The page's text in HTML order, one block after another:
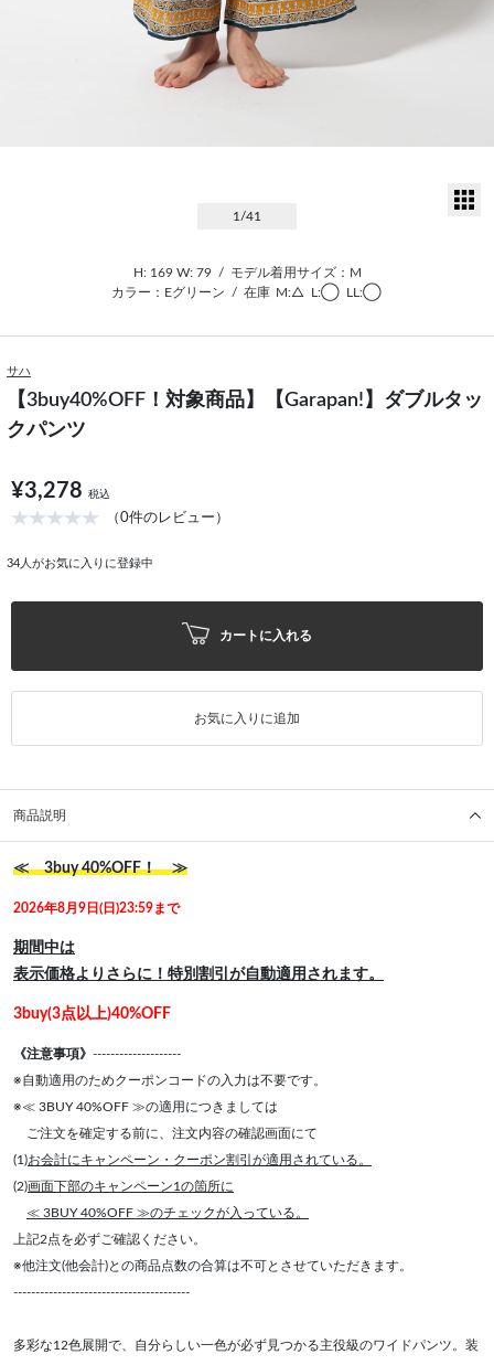
1 /41
H: 169 W: 79 /
モデル着用サイズ：M
カラー：Eグリーン
/ 在庫 M:△ L:◯ LL:◯
サハ
【3buy40%OFF！対象商品】【Garapan!】ダブルタッ
クパンツ
¥3,278 税込
（0件のレビュー）
34 人がお気に入りに登録中
カートに入れる
お気に入りに追加
商品説明
≪ 3buy 40%OFF！ ≫
2026年8月9日(日)23:59まで
期間中は
表示価格よりさらに！特別割引が自動適用されます。
3buy(3点以上)40%OFF
《注意事項》 --------------------
※自動適用のためクーポンコードの入力は不要です。
※≪ 3BUY 40%OFF ≫の適用につきましては
ご注文を確定する前に、注文内容の確認画面にて
(1)お会計にキャンペーン・クーポン割引が適用されている。
(2)画面下部のキャンペーン1の箇所に
≪ 3BUY 40%OFF ≫のチェックが入っている。
上記2点を必ずご確認ください。
※他注文(他会計)との商品点数の合算は不可とさせていただきます。
----------------------------------------
多彩な12色展開で、自分らしい一色が必ず見つかる主役級のワイドパンツ。装